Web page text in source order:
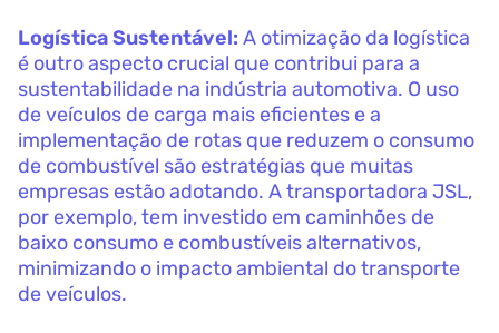
Logística Sustentável: A otimização da logística
é outro aspecto crucial que contribui para a
sustentabilidade na indústria automotiva. O uso
de veículos de carga mais eficientes e a
implementação de rotas que reduzem o consumo
de combustível são estratégias que muitas
empresas estão adotando. A transportadora JSL,
por exemplo, tem investido em caminhões de
baixo consumo e combustíveis alternativos,
minimizando o impacto ambiental do transporte
de veículos.